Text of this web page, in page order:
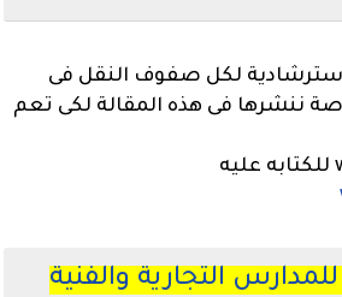
لكل صفوف النقل فى
ننشرها فى هذه المقالة لكى تعم
التجارية والفنية